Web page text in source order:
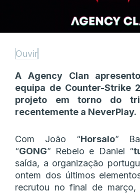
Ouvir
A Agency Clan
equipa de Counter-Strike
projeto em torno do
recentemente a NeverPlay.
Com João “Horsalo”
“GONG” Rebelo e Daniel “
saída, a organização
ontem dos últimos
recrutou no final de março,